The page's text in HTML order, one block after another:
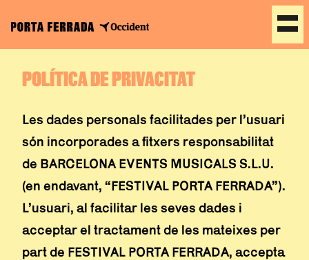
POLÍTICA DE PRIVACITAT
Les dades personals facilitades per l’usuari
són incorporades a fitxers responsabilitat
de BARCELONA EVENTS MUSICALS S.L.U.
(en endavant, “FESTIVAL PORTA FERRADA”).
L’usuari, al facilitar les seves dades i
acceptar el tractament de les mateixes per
part de FESTIVAL PORTA FERRADA, accepta